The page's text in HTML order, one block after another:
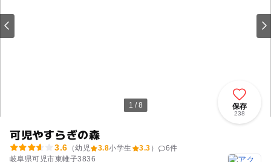
1 / 8
可児やすらぎの森
3.6 （幼児 3.8小学生 3.3 ） 6件
岐阜県可児市東帷子3836
保存
238